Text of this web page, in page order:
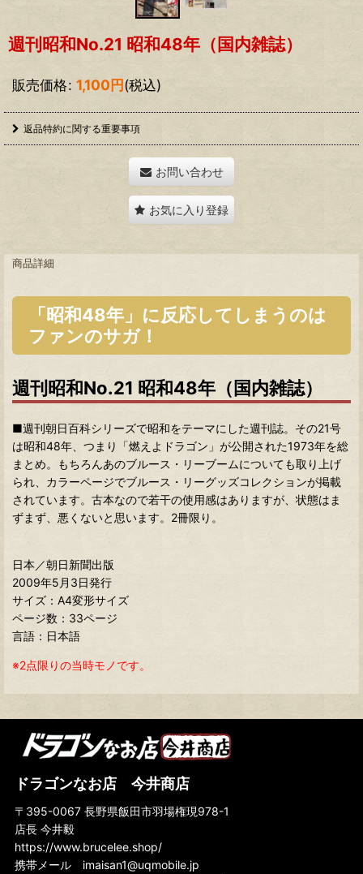
週刊昭和No.21 昭和48年（国内雑誌）
販売価格: 1,100円(税込)
返品特約に関する重要事項
お問い合わせ
お気に入り登録
商品詳細
「昭和48年」に反応してしまうのは
ファンのサガ！
週刊昭和No.21 昭和48年（国内雑誌）
■週刊朝日百科シリーズで昭和をテーマにした週刊誌。その21号
は昭和48年、つまり「燃えよドラゴン」が公開された1973年を総
まとめ。もちろんあのブルース・リーブームについても取り上げ
られ、カラーページでブルース・リーグッズコレクションが掲載
されています。古本なので若干の使用感はありますが、状態はま
ずまず、悪くないと思います。2冊限り。
日本／朝日新聞出版
2009年5月3日発行
サイズ：A4変形サイズ
ページ数：33ページ
言語：日本語
※2点限りの当時モノです。
ドラゴンなお店 今井商店
〒395-0067 長野県飯田市羽場権現978-1
店長 今井毅
https://www.brucelee.shop/
携帯メール imaisan1@uqmobile.jp